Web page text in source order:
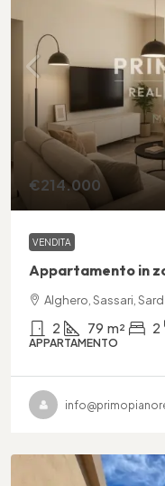
€214.000
VENDITA
Appartamento in
Alghero, Sassari,
2 79 m² 2
APPARTAMENTO